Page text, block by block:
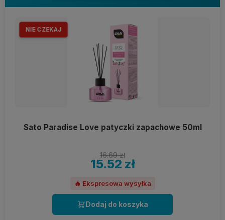
NIE CZEKAJ
Sato Paradise Love patyczki zapachowe 50ml
16.69 zł
15.52 zł
🔥 Ekspresowa wysyłka
Dodaj do koszyka